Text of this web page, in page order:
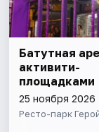
Батутная
активити-
площадками
25 ноября 2026
Ресто-парк